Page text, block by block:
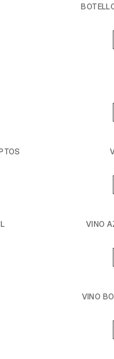
VINO
VINO